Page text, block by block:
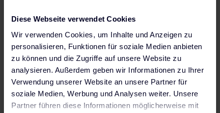
Diese Webseite verwendet Cookies
Wir verwenden Cookies, um Inhalte und Anzeigen zu
personalisieren, Funktionen für soziale Medien anbieten
zu können und die Zugriffe auf unsere Website zu
analysieren. Außerdem geben wir Informationen zu Ihrer
Verwendung unserer Website an unsere Partner für
soziale Medien, Werbung und Analysen weiter. Unsere
Partner führen diese Informationen möglicherweise mit
dazugehörige Technische Begehung bei The Mobility
House.
Eine Woche später kommen eine E-Mobility
Projektleiterin von The Mobility House sowie ein
Elektroinstallateur vorbei, überprüfen die
Elektroinstallation und erklären Daniel, welche
Zusatzarbeiten notwendig sind. Die Ladestation wird